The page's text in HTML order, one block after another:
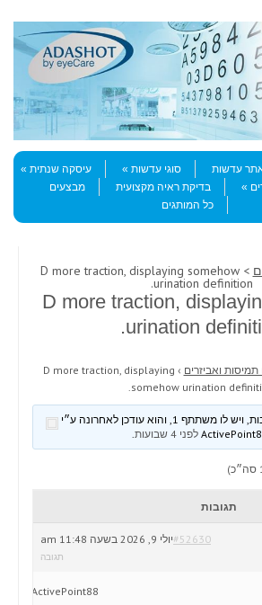
עדשות סוגי עדשות
עיסקה שנתית
בדיקת ראיה מקצועית
מבצעים
כל המותגים
> D more traction, displaying somehow
urination definition.
D more traction,
urination
תמיסות ואביזרים ›
D more traction, displaying
somehow urination
לפני 4 שבועות .
תגובות
יולי 9, 2026 בשעה 11:48 am#52630
תגובה
ActivePoint88